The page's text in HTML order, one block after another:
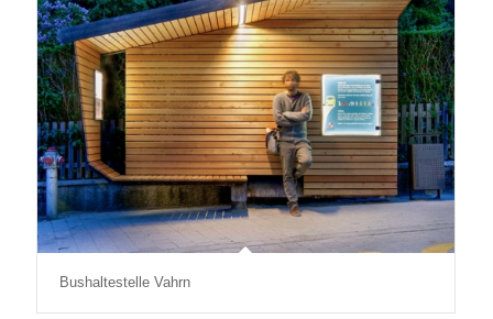
Bushaltestelle Vahrn